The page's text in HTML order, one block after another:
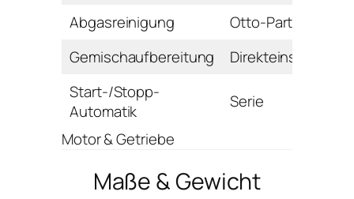
Abgasreinigung
Otto-Partikelfilter
Gemischaufbereitung
Direkteinspritzung
Start-/Stopp-
Automatik
Serie
Motor & Getriebe
Maße & Gewicht